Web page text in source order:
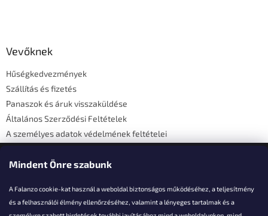
Mindent Önre szabunk
A Falanzo cookie-kat használ a weboldal biztonságos működéséhez, a teljesítmény
és a felhasználói élmény ellenőrzéséhez, valamint a lényeges tartalmak és a
Vevőknek
Hűségkedvezmények
Szállítás és fizetés
Panaszok és áruk visszaküldése
Általános Szerződési Feltételek
A személyes adatok védelmének feltételei
Elérhetőségi adatok